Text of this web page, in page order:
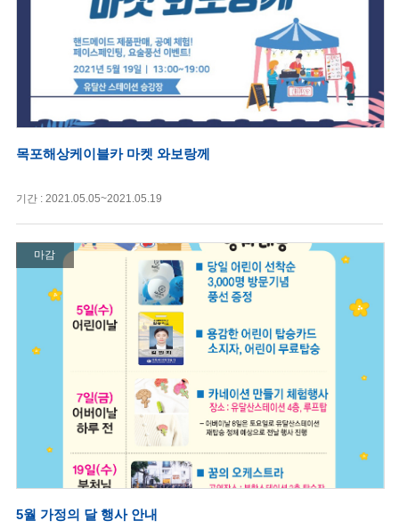
목포해상케이블카 마켓 와보랑께
기간 : 2021.05.05~2021.05.19
마감
5월 가정의 달 행사 안내